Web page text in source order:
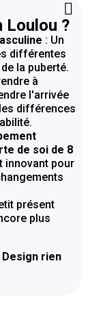
Loulou ?
: Un
différentes
la puberté.
à
l'arrivée
différences
de soi de 8
innovant pour
présent
plus
rien